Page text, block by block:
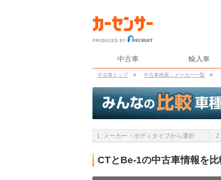
中古車 輸入車
中古車トップ > 中古車検索：メーカー一覧 >
1. メーカー・ボディタイプから選択
CTとBe-1の中古車情報を比